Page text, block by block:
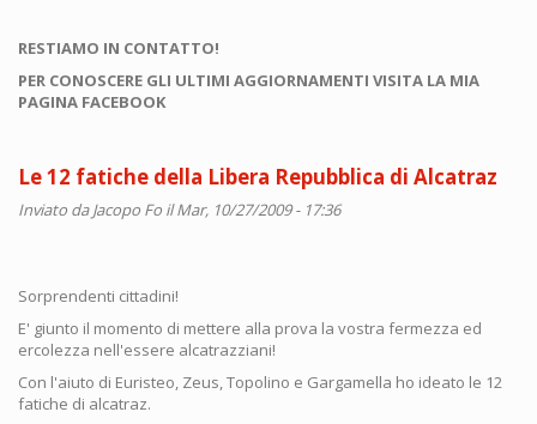
RESTIAMO IN CONTATTO!
PER CONOSCERE GLI ULTIMI AGGIORNAMENTI VISITA LA MIA
PAGINA FACEBOOK
Le 12 fatiche della Libera Repubblica di Alcatraz
Inviato daJacopo Fo il Mar, 10/27/2009 - 17:36
Sorprendenti cittadini!
E' giunto il momento di mettere alla prova la vostra fermezza ed
ercolezza nell'essere alcatrazziani!
Con l'aiuto di Euristeo, Zeus, Topolino e Gargamella ho ideato le 12
fatiche di alcatraz.